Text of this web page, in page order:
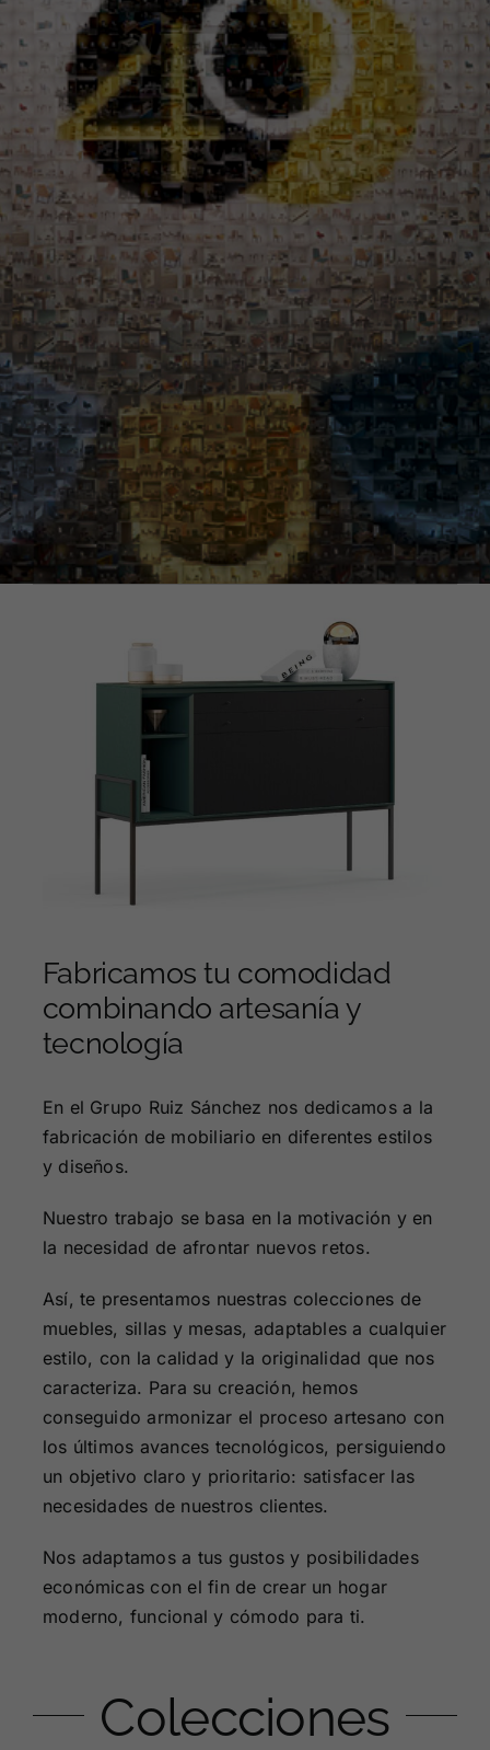
Fabricamos tu comodidad
combinando artesanía y
tecnología
En el Grupo Ruiz Sánchez nos dedicamos a la
fabricación de mobiliario en diferentes estilos
y diseños.
Nuestro trabajo se basa en la motivación y en
la necesidad de afrontar nuevos retos.
Así, te presentamos nuestras colecciones de
muebles, sillas y mesas, adaptables a cualquier
estilo, con la calidad y la originalidad que nos
caracteriza. Para su creación, hemos
conseguido armonizar el proceso artesano con
los últimos avances tecnológicos, persiguiendo
un objetivo claro y prioritario: satisfacer las
necesidades de nuestros clientes.
Nos adaptamos a tus gustos y posibilidades
económicas con el fin de crear un hogar
moderno, funcional y cómodo para ti.
Colecciones